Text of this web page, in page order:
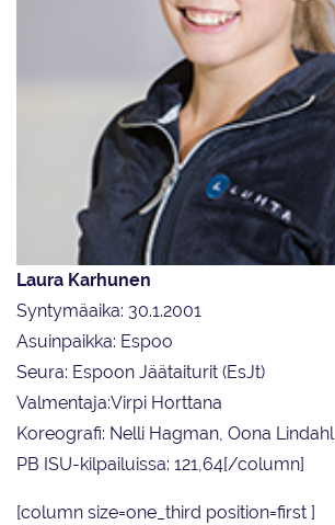
Laura Karhunen
Syntymäaika: 30.1.2001
Asuinpaikka: Espoo
Seura: Espoon Jäätaiturit (EsJt)
Valmentaja:Virpi Horttana
Koreografi: Nelli Hagman, Oona Lindahl
PB ISU-kilpailuissa: 121,64[/column]
[column size=one_third position=first ]